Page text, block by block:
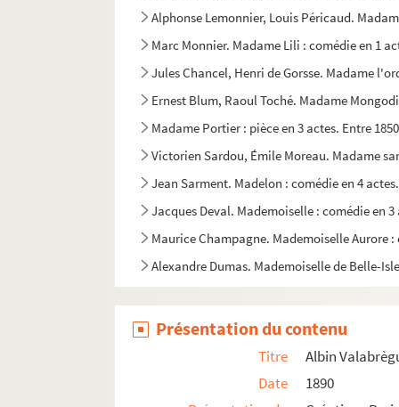
Alphonse Lemonnier, Louis Péricaud.
Marc Monnier. Madame Lili : comédie en 1
Jules Chancel, Henri de Gorsse. Madame
Ernest Blum, Raoul Toché. Madame
Madame Portier : pièce en 3 actes. Entre
Victorien Sardou, Émile Moreau. Madame
Jean Sarment. Madelon : comédie en 4
Jacques Deval. Mademoiselle : comédie en 3
Maurice Champagne. Mademoiselle Aurore
Alexandre Dumas. Mademoiselle de Belle-
Georges Berr, Louis Verneuil. Mademoiselle
Paul Gavault, Robert Charvay.
Louis Verneuil. Mademoiselle ma mère :
Présentation du contenu
Titre
Albin
Date
1890